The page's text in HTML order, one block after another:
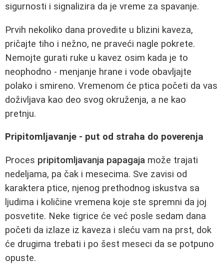
sigurnosti i signalizira da je vreme za spavanje.
Prvih nekoliko dana provedite u blizini kaveza,
pričajte tiho i nežno, ne praveći nagle pokrete.
Nemojte gurati ruke u kavez osim kada je to
neophodno - menjanje hrane i vode obavljajte
polako i smireno. Vremenom će ptica početi da vas
doživljava kao deo svog okruženja, a ne kao
pretnju.
Pripitomljavanje - put od straha do poverenja
Proces pripitomljavanja papagaja može trajati
nedeljama, pa čak i mesecima. Sve zavisi od
karaktera ptice, njenog prethodnog iskustva sa
ljudima i količine vremena koje ste spremni da joj
posvetite. Neke tigrice će već posle sedam dana
početi da izlaze iz kaveza i sleću vam na prst, dok
će drugima trebati i po šest meseci da se potpuno
opuste.